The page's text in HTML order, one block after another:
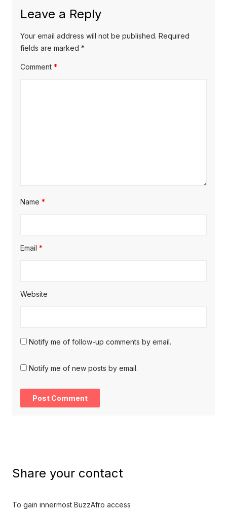
Leave a Reply
Your email address will not be published. Required
fields are marked *
Comment *
Name *
Email *
Website
Notify me of follow-up comments by email.
Notify me of new posts by email.
Share your contact
To gain innermost BuzzAfro access